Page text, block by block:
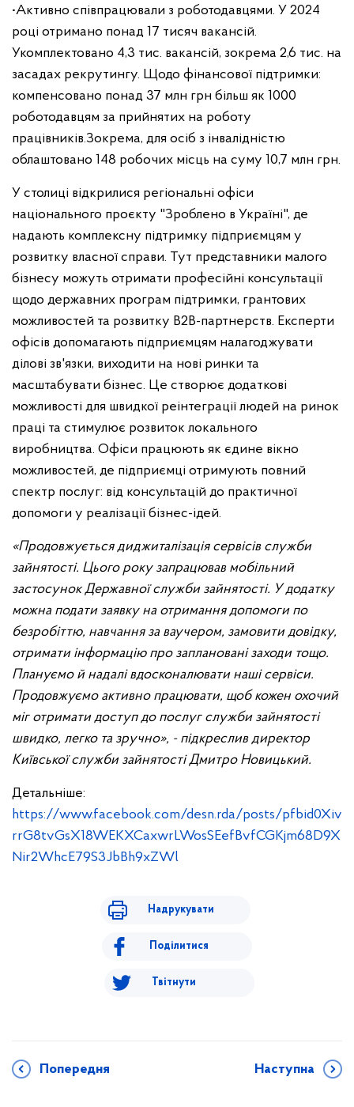
•Активно співпрацювали з роботодавцями. У 2024
році отримано понад 17 тисяч вакансій.
Укомплектовано 4,3 тис. вакансій, зокрема 2,6 тис. на
засадах рекрутингу. Щодо фінансової підтримки:
компенсовано понад 37 млн грн більш як 1000
роботодавцям за прийнятих на роботу
працівників.Зокрема, для осіб з інвалідністю
облаштовано 148 робочих місць на суму 10,7 млн грн.
У столиці відкрилися регіональні офіси
національного проєкту "Зроблено в Україні", де
надають комплексну підтримку підприємцям у
розвитку власної справи. Тут представники малого
бізнесу можуть отримати професійні консультації
щодо державних програм підтримки, грантових
можливостей та розвитку B2B-партнерств. Експерти
офісів допомагають підприємцям налагоджувати
ділові зв'язки, виходити на нові ринки та
масштабувати бізнес. Це створює додаткові
можливості для швидкої реінтеграції людей на ринок
праці та стимулює розвиток локального
виробництва. Офіси працюють як єдине вікно
можливостей, де підприємці отримують повний
спектр послуг: від консультацій до практичної
допомоги у реалізації бізнес-ідей.
«Продовжується диджиталізація сервісів служби
зайнятості. Цього року запрацював мобільний
застосунок Державної служби зайнятості. У додатку
можна подати заявку на отримання допомоги по
безробіттю, навчання за ваучером, замовити довідку,
отримати інформацію про заплановані заходи тощо.
Плануємо й надалі вдосконалювати наші сервіси.
Продовжуємо активно працювати, щоб кожен охочий
міг отримати доступ до послуг служби зайнятості
швидко, легко та зручно», - підкреслив директор
Київської служби зайнятості Дмитро Новицький.
Детальніше:
https://www.facebook.com/desn.rda/posts/pfbid0Xiv
rrG8tvGsX18WEKXCaxwrLWosSEefBvfCGKjm68D9X
Nir2WhcE79S3JbBh9xZWl
Надрукувати
Поділитися
Твітнути
Попередня Наступна